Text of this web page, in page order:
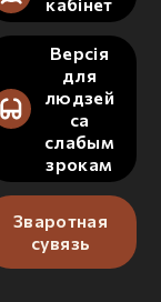
Версія
для
людзей
са
слабым
зрокам
Зваротная
сувязь